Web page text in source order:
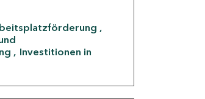
Investitionen in